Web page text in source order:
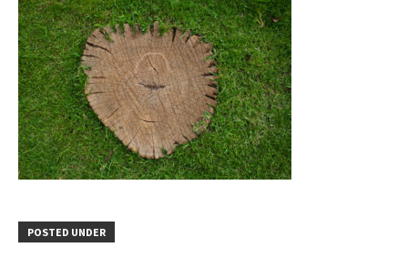
POSTED UNDER